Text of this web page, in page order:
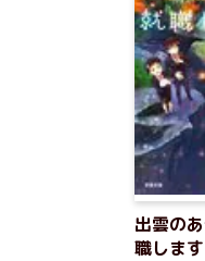
出雲の
職しま